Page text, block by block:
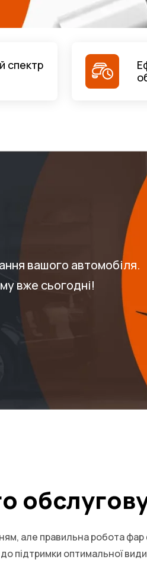
спектр
вашого автомобіля.
вже сьогодні!
але правильна робота
підтримки оптимальної